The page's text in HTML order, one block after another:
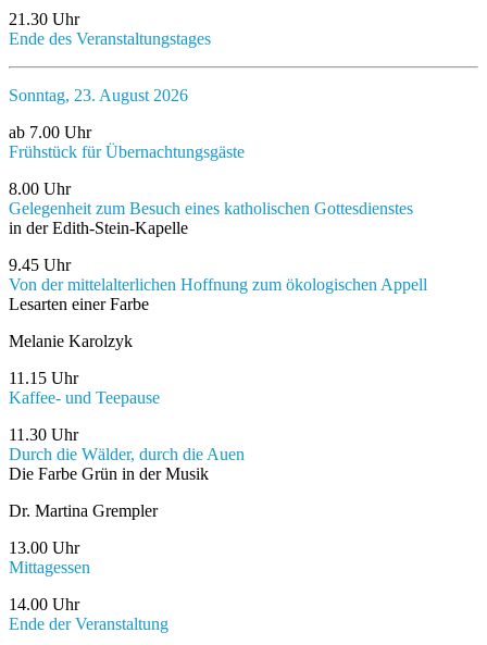
21.30 Uhr
Ende des Veranstaltungstages
Sonntag, 23. August 2026
ab 7.00 Uhr
Frühstück für Übernachtungsgäste
8.00 Uhr
Gelegenheit zum Besuch eines katholischen Gottesdienstes
in der Edith-Stein-Kapelle
9.45 Uhr
Von der mittelalterlichen Hoffnung zum ökologischen Appell
Lesarten einer Farbe
Melanie Karolzyk
11.15 Uhr
Kaffee- und Teepause
11.30 Uhr
Durch die Wälder, durch die Auen
Die Farbe Grün in der Musik
Dr. Martina Grempler
13.00 Uhr
Mittagessen
14.00 Uhr
Ende der Veranstaltung